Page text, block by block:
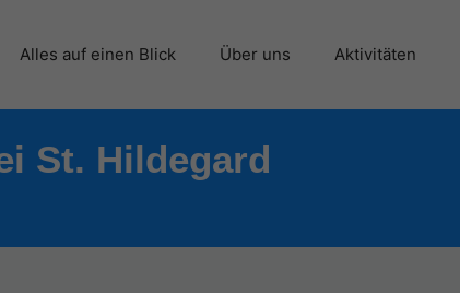
Alles auf einen Blick Über uns Aktivitäten
St. Hildegard